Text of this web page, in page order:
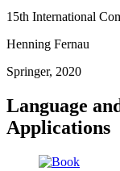
15th International
Henning Fernau
Springer, 2020
Language
Applications